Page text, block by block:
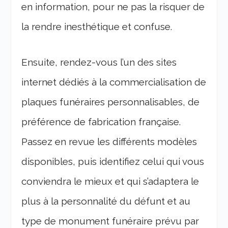
en information, pour ne pas la risquer de
la rendre inesthétique et confuse.
Ensuite, rendez-vous l’un des sites
internet dédiés à la commercialisation de
plaques funéraires personnalisables, de
préférence de fabrication française.
Passez en revue les différents modèles
disponibles, puis identifiez celui qui vous
conviendra le mieux et qui s’adaptera le
plus à la personnalité du défunt et au
type de monument funéraire prévu par